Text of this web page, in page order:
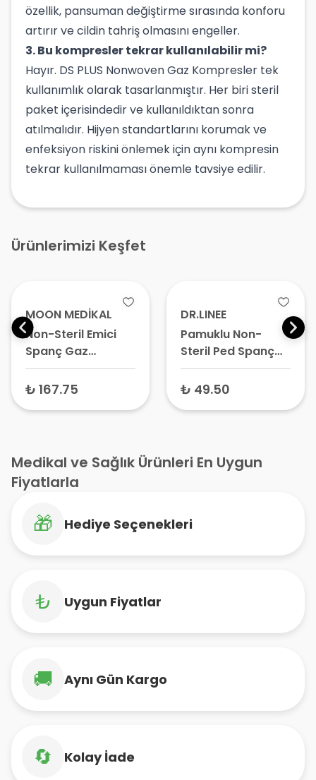
özellik, pansuman değiştirme sırasında konforu
artırır ve cildin tahriş olmasını engeller.
3. Bu kompresler tekrar kullanılabilir mi?
Hayır. DS PLUS Nonwoven Gaz Kompresler tek
kullanımlık olarak tasarlanmıştır. Her biri steril
paket içerisindedir ve kullanıldıktan sonra
atılmalıdır. Hijyen standartlarını korumak ve
enfeksiyon riskini önlemek için aynı kompresin
tekrar kullanılmaması önemle tavsiye edilir.
Ürünlerimizi Keşfet
MOON MEDİKAL
Non-Steril Emici
Spanç Gaz
Kompres 4 Kat (5
cm x 5 cm) 500
₺ 167.75
DR.LINEE
Pamuklu Non-
Steril Ped Spanç
Gaz Kompres (12
cm x 24 cm) Tekli
₺ 49.50
Medikal ve Sağlık Ürünleri En Uygun
Fiyatlarla
🎁 Hediye Seçenekleri
₺ Uygun Fiyatlar
🚚 Aynı Gün Kargo
🔄 Kolay İade